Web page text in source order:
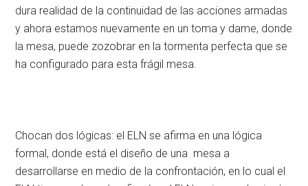
dura realidad de la continuidad de las acciones armadas
y ahora estamos nuevamente en un toma y dame, donde
la mesa, puede zozobrar en la tormenta perfecta que se
ha configurado para esta frágil mesa.
Chocan dos lógicas: el ELN se afirma en una lógica
formal, donde está el diseño de una mesa a
desarrollarse en medio de la confrontación, en lo cual el